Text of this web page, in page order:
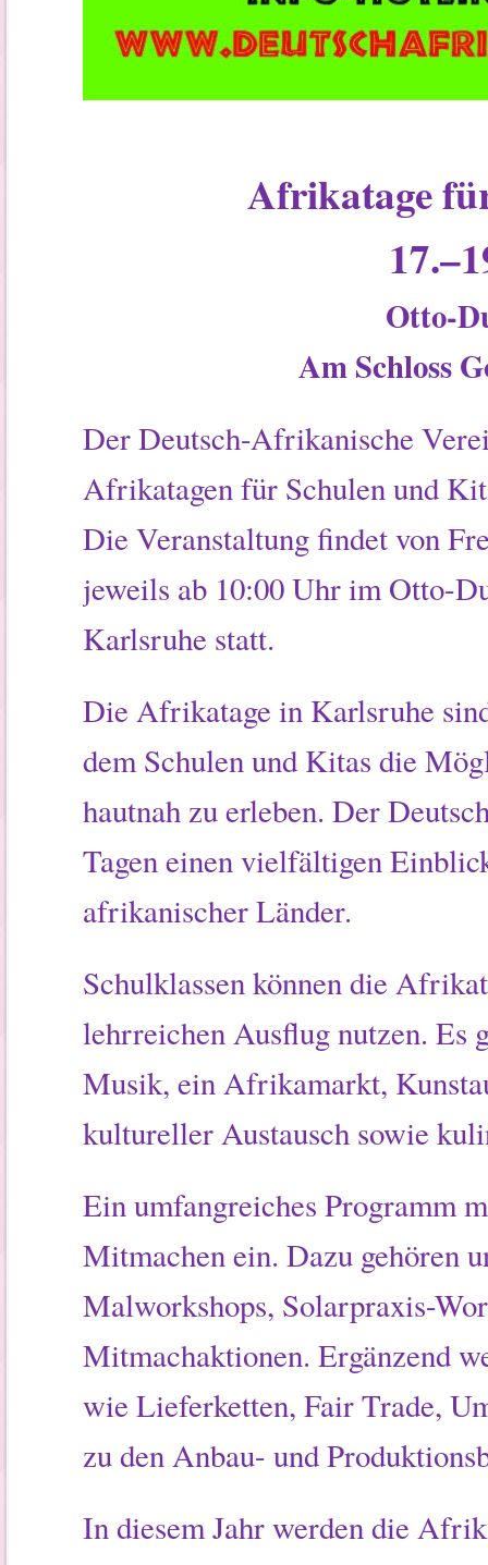
Afrikatage
Otto-
Am Schloss
Der Deutsch-Afrikanische
Afrikatagen für Schulen und
Die Veranstaltung findet von
jeweils ab 10:00 Uhr im Otto-
Karlsruhe statt.
Die Afrikatage in Karlsruhe
dem Schulen und Kitas die
hautnah zu erleben. Der
Tagen einen vielfältigen
afrikanischer Länder.
Schulklassen können die
lehrreichen Ausflug nutzen. Es
Musik, ein Afrikamarkt,
kultureller Austausch sowie
Ein umfangreiches Programm
Mitmachen ein. Dazu gehören
Malworkshops, Solarpraxis-
Mitmachaktionen. Ergänzend
wie Lieferketten, Fair Trade,
zu den Anbau- und
In diesem Jahr werden die